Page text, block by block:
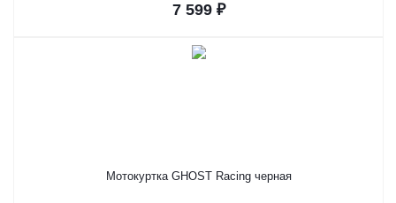
7 599 ₽
Мотокуртка GHOST Racing черная